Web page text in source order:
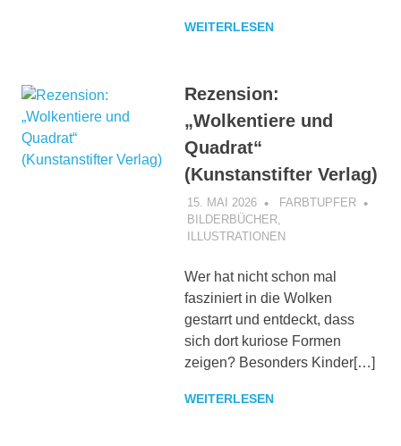
WEITERLESEN
Rezension:
„Wolkentiere und
Quadrat“
(Kunstanstifter Verlag)
15. MAI 2026
FARBTUPFER
BILDERBÜCHER,
ILLUSTRATIONEN
Wer hat nicht schon mal
fasziniert in die Wolken
gestarrt und entdeckt, dass
sich dort kuriose Formen
zeigen? Besonders Kinder[…]
WEITERLESEN